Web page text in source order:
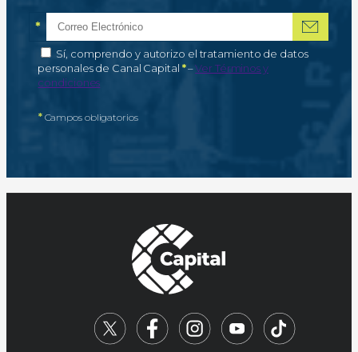
Correo electrónico
*Campo obligatorio
Autorización de tratamiento de datos personales
Sí, comprendo y autorizo el tratamiento de datos
personales de Canal Capital *–Campo obligatorio
Ver Términos y
condiciones
*Campos obligatorios